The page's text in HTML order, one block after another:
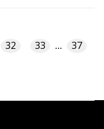
32 33 ...
37